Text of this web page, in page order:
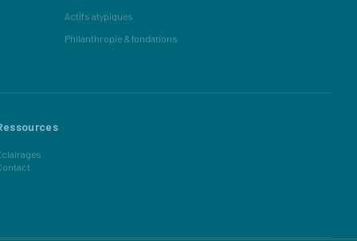
Actifs atypiques
Philanthropie & fondations